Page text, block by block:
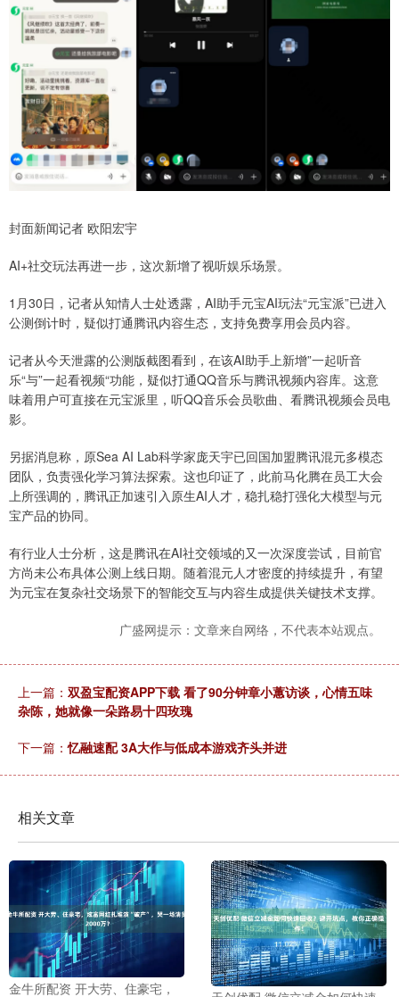
封面新闻记者 欧阳宏宇
AI+社交玩法再进一步，这次新增了视听娱乐场景。
1月30日，记者从知情人士处透露，AI助手元宝AI玩法“元宝派”已进入
公测倒计时，疑似打通腾讯内容生态，支持免费享用会员内容。
记者从今天泄露的公测版截图看到，在该AI助手上新增”一起听音
乐“与”一起看视频“功能，疑似打通QQ音乐与腾讯视频内容库。这意
味着用户可直接在元宝派里，听QQ音乐会员歌曲、看腾讯视频会员电
影。
另据消息称，原Sea AI Lab科学家庞天宇已回国加盟腾讯混元多模态
团队，负责强化学习算法探索。这也印证了，此前马化腾在员工大会
上所强调的，腾讯正加速引入原生AI人才，稳扎稳打强化大模型与元
宝产品的协同。
有行业人士分析，这是腾讯在AI社交领域的又一次深度尝试，目前官
方尚未公布具体公测上线日期。随着混元人才密度的持续提升，有望
为元宝在复杂社交场景下的智能交互与内容生成提供关键技术支撑。
广盛网提示：文章来自网络，不代表本站观点。
上一篇： 双盈宝配资APP下载 看了90分钟章小蕙访谈，心情五味
杂陈，她就像一朵路易十四玫瑰
下一篇：忆融速配 3A大作与低成本游戏齐头并进
相关文章
金牛所配资 开大劳、住豪宅，